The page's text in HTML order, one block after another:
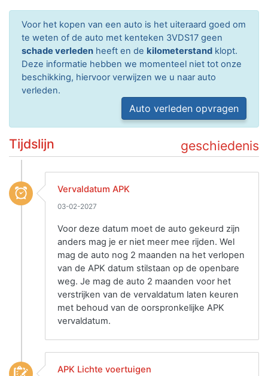
Voor het kopen van een auto is het uiteraard goed om
te weten of de auto met kenteken 3VDS17 geen
schade verleden heeft en de kilometerstand klopt.
Deze informatie hebben we momenteel niet tot onze
beschikking, hiervoor verwijzen we u naar auto
verleden.
Auto verleden opvragen
geschiedenis
Tijdslijn
Vervaldatum APK
03-02-2027
Voor deze datum moet de auto gekeurd zijn
anders mag je er niet meer mee rijden. Wel
mag de auto nog 2 maanden na het verlopen
van de APK datum stilstaan op de openbare
weg. Je mag de auto 2 maanden voor het
verstrijken van de vervaldatum laten keuren
met behoud van de oorspronkelijke APK
vervaldatum.
APK Lichte voertuigen